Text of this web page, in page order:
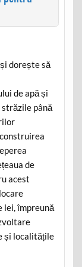
dorește să
de apă și
până
de
acest
lei, împreună
și localitățile